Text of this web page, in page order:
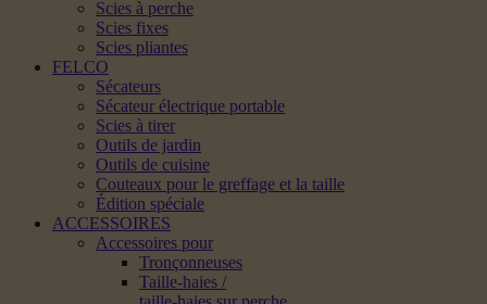
Scies à perche
Scies fixes
Scies pliantes
FELCO
Sécateurs
Sécateur électrique portable
Scies à tirer
Outils de jardin
Outils de cuisine
Couteaux pour le greffage et la taille
Édition spéciale
ACCESSOIRES
Accessoires pour
Tronçonneuses
Taille-haies /